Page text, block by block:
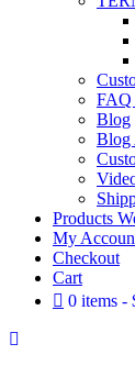
FAQ
Blog
Blog
Products
My
Checkout
Cart
0 items